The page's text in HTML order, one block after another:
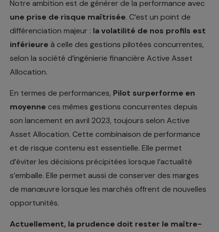
Notre ambition est de générer de la performance avec
une prise de risque maîtrisée. C’est un point de
différenciation majeur : la volatilité de nos profils est
inférieure à celle des gestions pilotées concurrentes,
selon la société d’ingénierie financière Active Asset
Allocation.
En termes de performances, Pilot surperforme en
moyenne ces mêmes gestions concurrentes depuis
son lancement en avril 2023, toujours selon Active
Asset Allocation. Cette combinaison de performance
et de risque contenu est essentielle. Elle permet
d’éviter les décisions précipitées lorsque l’actualité
s’emballe. Elle permet aussi de conserver des marges
de manœuvre lorsque les marchés offrent de nouvelles
opportunités.
Actuellement, la prudence doit rester le maître-